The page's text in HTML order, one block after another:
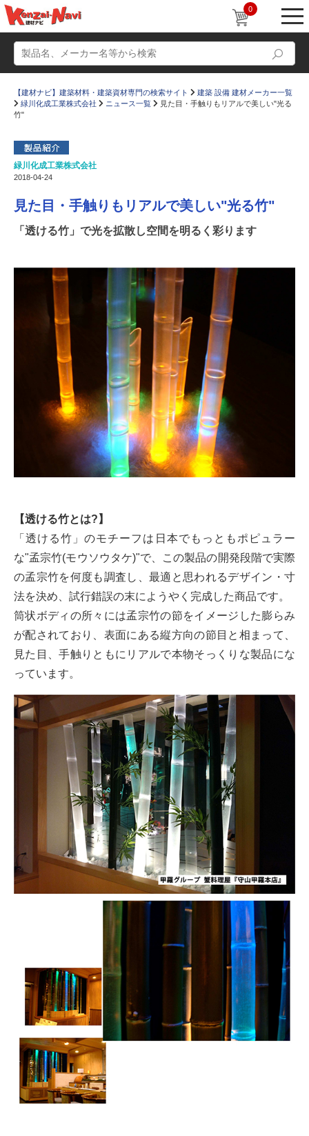
0
動画
かたなび コラム
お気に入り
【建材ナビ】建築材料・建築資材専門の検索サイト
建築 設備 建材メーカー一覧
緑川化成工業株式会社
ニュース一覧
見た目・手触りもリアルで美しい"光る
竹"
緑川化成工業株式会社
2018-04-24
見た目・手触りもリアルで美しい"光る竹"
「透ける竹」で光を拡散し空間を明るく彩ります
【透ける竹とは?】
「透ける竹」のモチーフは日本でもっともポピュラー
な"孟宗竹(モウソウタケ)"で、この製品の開発段階で実際
の孟宗竹を何度も調査し、最適と思われるデザイン・寸
法を決め、試行錯誤の末にようやく完成した商品です。
筒状ボディの所々には孟宗竹の節をイメージした膨らみ
が配されており、表面にある縦方向の節目と相まって、
見た目、手触りともにリアルで本物そっくりな製品にな
っています。